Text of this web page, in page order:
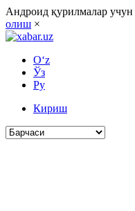
Андроид қурилмалар учун
олиш ×
O‘z
Ўз
Ру
Кириш